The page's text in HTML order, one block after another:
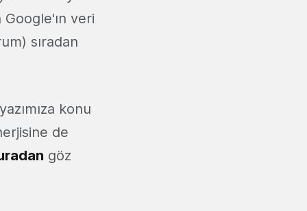
veri
sıradan
konu
de
göz